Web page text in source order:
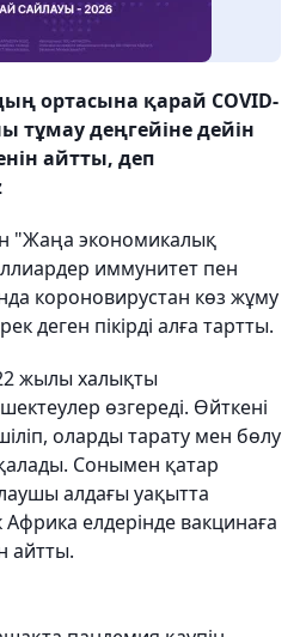
ортасына қарай COVID-
тұмау деңгейіне дейін
айтты, деп
"Жаңа экономикалық
иммунитет пен
короновирустан көз жұму
деген пікірді алға тартты.
жылы халықты
өзгереді. Өйткені
оларды тарату мен бөлу
Сонымен қатар
алдағы уақытта
елдерінде вакцинаға
айтты.